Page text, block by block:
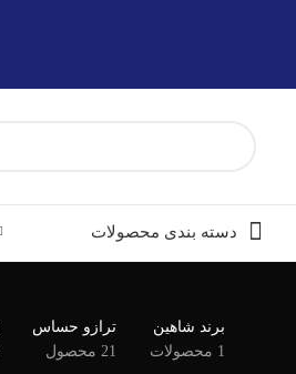
دسته بندی محصولات
برند شاهین
1 محصولات
ترازو حساس
21 محصول